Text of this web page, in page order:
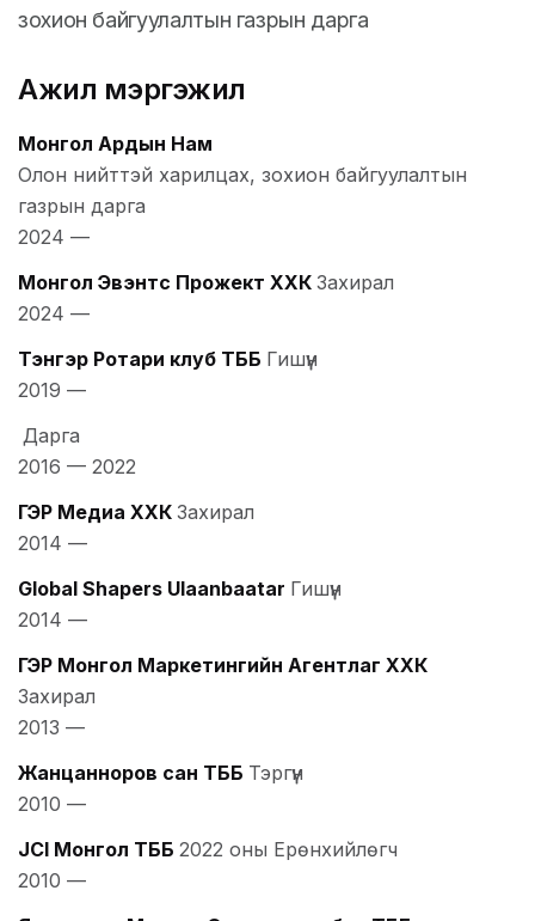
зохион байгуулалтын газрын дарга
Ажил мэргэжил
Монгол Ардын Нам
Олон нийттэй харилцах, зохион байгуулалтын
газрын дарга
2024 —
Монгол Эвэнтс Прожект ХХК Захирал
2024 —
Тэнгэр Ротари клуб ТББ Гишүүн
2019 —
Дарга
2016 — 2022
ГЭР Медиа ХХК Захирал
2014 —
Global Shapers Ulaanbaatar Гишүүн
2014 —
ГЭР Монгол Маркетингийн Агентлаг ХХК
Захирал
2013 —
Жанцанноров сан ТББ Тэргүүн
2010 —
JCI Монгол ТББ 2022 оны Ерөнхийлөгч
2010 —